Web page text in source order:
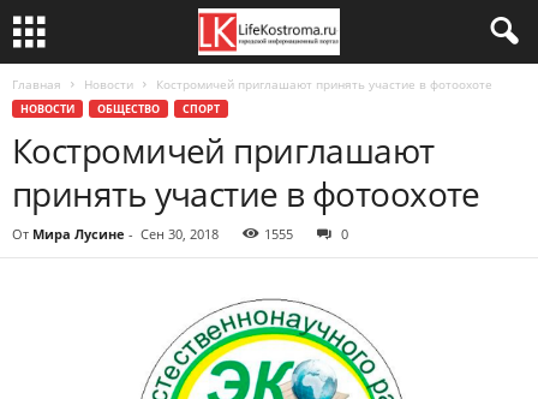
Главная Новости Костромичей приглашают принять участие в фотоохоте
НОВОСТИ ОБЩЕСТВО СПОРТ
Костромичей приглашают
принять участие в фотоохоте
От Мира Лусине - Сен 30, 2018 1555 0